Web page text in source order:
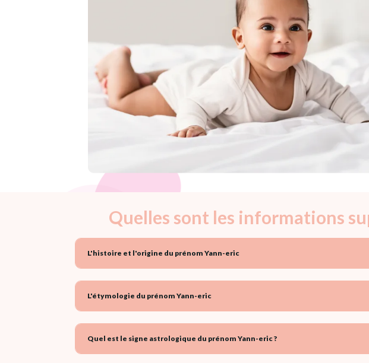
Quelles sont les informations
L'histoire et l'origine du prénom Yann-eric
L'étymologie du prénom Yann-eric
Quel est le signe astrologique du prénom Yann-eric ?